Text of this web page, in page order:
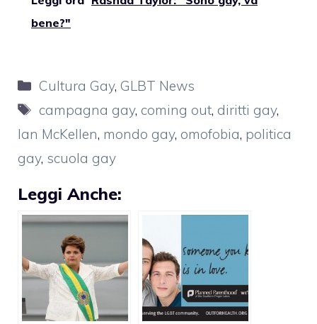
bene?"
Categorie
Cultura Gay, GLBT News
Tag
campagna gay, coming out, diritti gay,
Ian McKellen, mondo gay, omofobia, politica
gay, scuola gay
Leggi Anche: